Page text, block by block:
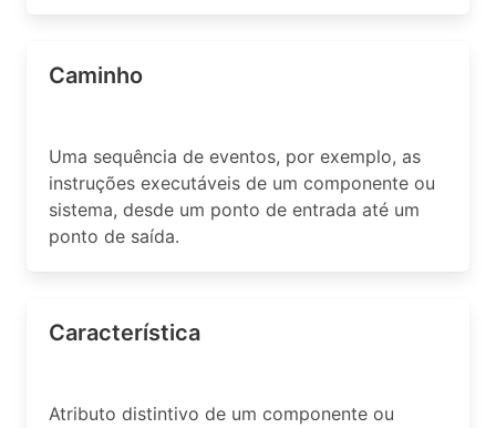
Caminho
Uma sequência de eventos, por exemplo, as
instruções executáveis de um componente ou
sistema, desde um ponto de entrada até um
ponto de saída.
Característica
Atributo distintivo de um componente ou